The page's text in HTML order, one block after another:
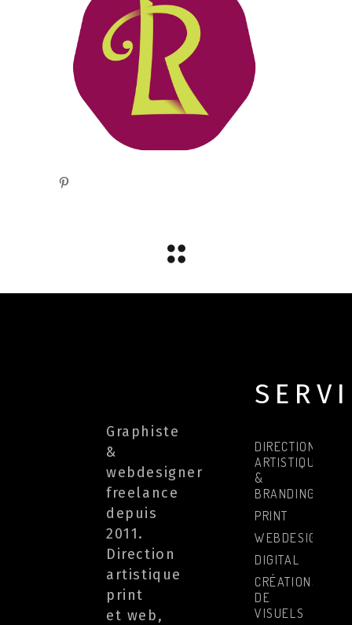
Graphiste
&
webdesigner
freelance
depuis
2011.
Direction
artistique
print
et web,
DIRECTION
ARTISTIQUE
&
BRANDING
PRINT
WEBDESIGN
DIGITAL
CRÉATIONS
DE
VISUELS